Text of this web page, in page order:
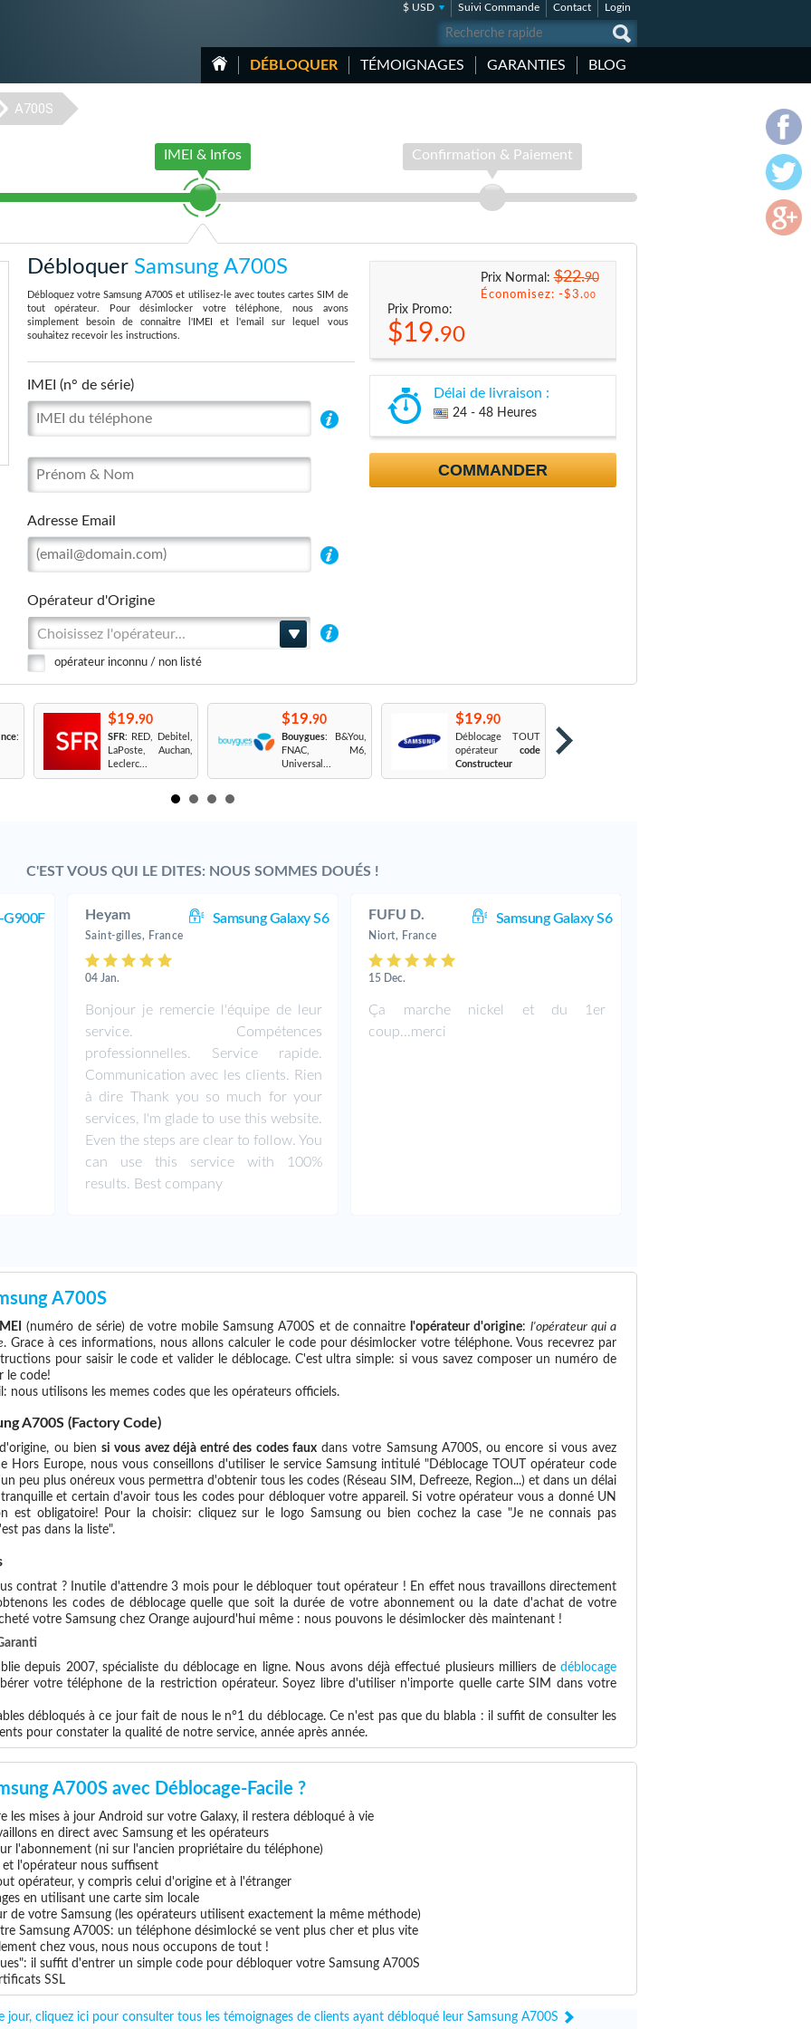
$ USD Suivi Commande Contact Login
DÉBLOQUER TÉMOIGNAGES GARANTIES BLOG
A700S
IMEI & Infos Confirmation & Paiement
Débloquer Samsung A700S
Débloquez votre Samsung A700S et utilisez-le avec toutes cartes SIM de
tout opérateur. Pour désimlocker votre téléphone, nous avons
simplement besoin de connaitre l'IMEI et l'email sur lequel vous
souhaitez recevoir les instructions.
IMEI (n° de série)
Adresse Email
Opérateur d'Origine
Choisissez l'opérateur...
opérateur inconnu / non listé
Prix Normal:$22.90
Économisez: -$3.00
Prix Promo:
$19.90
Délai de livraison :
24 - 48 Heures
COMMANDER
:
$19.90
SFR: RED, Debitel,
LaPoste, Auchan,
Leclerc...
$19.90
Bouygues: B&You,
FNAC, M6,
Universal...
$19.90
Déblocage TOUT
opérateur code
Constructeur
C'EST VOUS QUI LE DITES: NOUS SOMMES DOUÉS !
G900F Heyam Samsung Galaxy S6
Saint-gilles, France
04 Jan.
Bonjour je remercie l'équipe de leur
service. Compétences
professionnelles. Service rapide.
Communication avec les clients. Rien
à dire Thank you so much for your
services, I'm glade to use this website.
Even the steps are clear to follow. You
can use this service with 100%
results. Best company
FUFU D. Samsung Galaxy S6
Niort, France
15 Dec.
Ça marche nickel et du 1er
coup...merci
A700S
(numéro de série) de votre mobile Samsung A700S et de connaitre l'opérateur d'origine: l'opérateur qui a
. Grace à ces informations, nous allons calculer le code pour désimlocker votre téléphone. Vous recevrez par
pour saisir le code et valider le déblocage. C'est ultra simple: si vous savez composer un numéro de
le code!
nous utilisons les memes codes que les opérateurs officiels.
A700S (Factory Code)
ou biensi vous avez déjà entré des codes fauxdans votre Samsung A700S, ou encore si vous avez
Hors Europe, nous vous conseillons d'utiliser le service Samsung intitulé "Déblocage TOUT opérateur code
peu plus onéreux vous permettra d'obtenir tous les codes (Réseau SIM, Defreeze, Region...) et dans un délai
et certain d'avoir tous les codes pour débloquer votre appareil. Si votre opérateur vous a donné UN
est obligatoire! Pour la choisir: cliquez sur le logo Samsung ou bien cochez la case "Je ne connais pas
pas dans la liste".
contrat ? Inutile d'attendre 3 mois pour le débloquer tout opérateur ! En effet nous travaillons directement
les codes de déblocage quelle que soit la durée de votre abonnement ou la date d'achat de votre
votre Samsung chez Orange aujourd'hui même : nous pouvons le désimlocker dès maintenant !
depuis 2007, spécialiste du déblocage en ligne. Nous avons déjà effectué plusieurs milliers de déblocage
votre téléphone de la restriction opérateur. Soyez libre d'utiliser n'importe quelle carte SIM dans votre
débloqués à ce jour fait de nous le n°1 du déblocage. Ce n'est pas que du blabla : il suffit de consulter les
pour constater la qualité de notre service, année après année.
A700S avec Déblocage-Facile ?
mises à jour Android sur votre Galaxy, il restera débloqué à vie
en direct avec Samsung et les opérateurs
l'abonnement (ni sur l'ancien propriétaire du téléphone)
et l'opérateur nous suffisent
opérateur, y compris celui d'origine et à l'étranger
en utilisant une carte sim locale
de votre Samsung (les opérateurs utilisent exactement la même méthode)
Samsung A700S: un téléphone désimlocké se vent plus cher et plus vite
chez vous, nous nous occupons de tout !
il suffit d'entrer un simple code pour débloquer votre Samsung A700S
SSL
jour, cliquez ici pour consulter tous les témoignages de clients ayant débloqué leur Samsung A700S